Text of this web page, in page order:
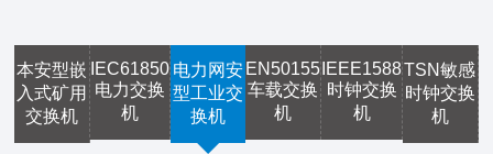
本安型嵌
入式矿用
交换机
IEC61850
电力交换
机
电力网安
型工业交
换机
EN50155
车载交换
机
IEEE1588
时钟交换
机
TSN敏感
时钟交换
机